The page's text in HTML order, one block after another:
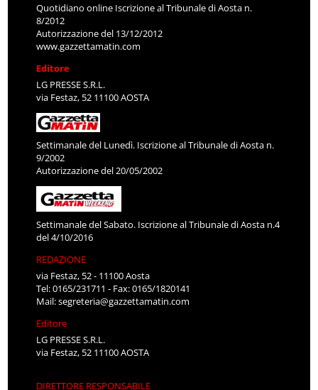
Quotidiano online Iscrizione al Tribunale di Aosta n.
8/2012
Autorizzazione del 13/12/2012
www.gazzettamatin.com
Editore
LG PRESSE S.R.L.
via Festaz, 52 11100 AOSTA
Settimanale del Lunedì. Iscrizione al Tribunale di Aosta n.
9/2002
Autorizzazione del 20/05/2002
Settimanale del Sabato. Iscrizione al Tribunale di Aosta n.4
del 4/10/2016
REDAZIONE
via Festaz, 52 - 11100 Aosta
Tel: 0165/231711 - Fax: 0165/1820141
Mail:segreteria@gazzettamatin.com
Editore
LG PRESSE S.R.L.
via Festaz, 52 11100 AOSTA
DIRETTORE RESPONSABILE